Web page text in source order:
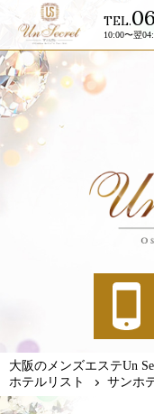
TEL.
10:00〜翌
大阪のメンズエステUn
ホテルリスト
サンホ